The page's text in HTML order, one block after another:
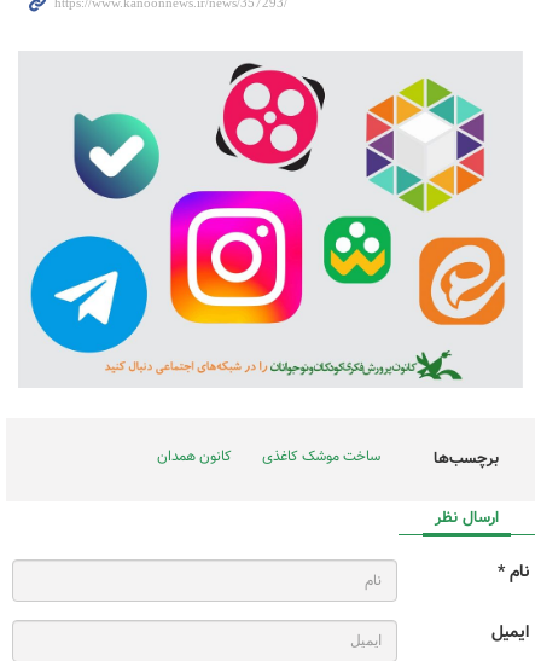
برچسب‌ها ساخت موشک کاغذی کانون همدان
ارسال نظر
نام *
ایمیل